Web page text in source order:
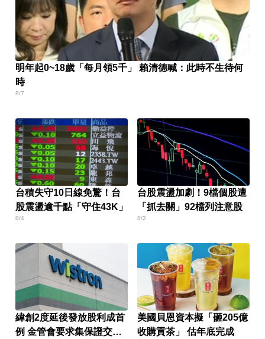
明年起0~18歲「每月領5千」 賴清德喊：此時不生待何
時
8/7
台積失守10日線免驚！台
股震盪逾千點「守住43K」
8/4
台股震盪加劇！9檔個股遭
「抓去關」92檔列注意股
8/2
緯創2度延後發放股利成首
例 金管會要求集保證交所
美國貝恩資本擬「砸205億
收購貢茶」 估年底完成